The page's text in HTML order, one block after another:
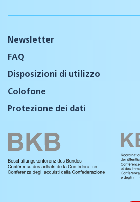
Newsletter
FAQ
Disposizioni di utilizzo
Colofone
Protezione dei dati